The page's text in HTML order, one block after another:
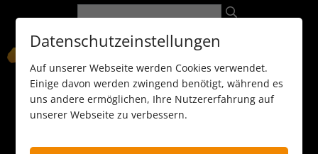
089 / 8 11 90 15
Datenschutzeinstellungen
Auf unserer Webseite werden Cookies verwendet.
Einige davon werden zwingend benötigt, während es
uns andere ermöglichen, Ihre Nutzererfahrung auf
unserer Webseite zu verbessern.